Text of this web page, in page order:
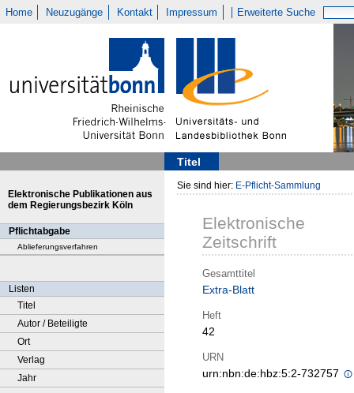
Home Neuzugänge Kontakt Impressum Erweiterte Suche
Titel
Elektronische Publikationen aus
dem Regierungsbezirk Köln
Pflichtabgabe
Ablieferungsverfahren
Listen
Titel
Autor / Beteiligte
Ort
Verlag
Jahr
Sie sind hier: E-Pflicht-Sammlung
Elektronische
Zeitschrift
Gesamttitel
Extra-Blatt
Heft
42
URN
urn:nbn:de:hbz:5:2-732757